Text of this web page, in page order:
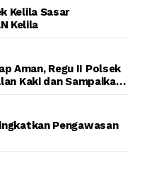
Kelila Sasar
Kelila
Aman, Regu II Polsek
Kaki dan Sampaikan
Pengawasan